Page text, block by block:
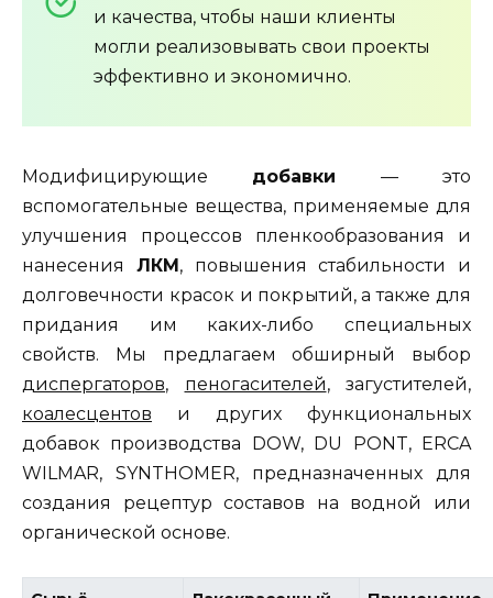
и качества, чтобы наши клиенты
могли реализовывать свои проекты
эффективно и экономично.
Модифицирующие добавки — это
вспомогательные вещества, применяемые для
улучшения процессов пленкообразования и
нанесения ЛКМ, повышения стабильности и
долговечности красок и покрытий, а также для
придания им каких-либо специальных
свойств. Мы предлагаем обширный выбор
диспергаторов, пеногасителей, загустителей,
коалесцентов и других функциональных
добавок производства DOW, DU PONT, ERCA
WILMAR, SYNTHOMER, предназначенных для
создания рецептур составов на водной или
органической основе.